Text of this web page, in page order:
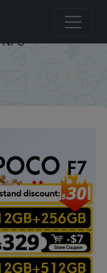
Global Version
Battery